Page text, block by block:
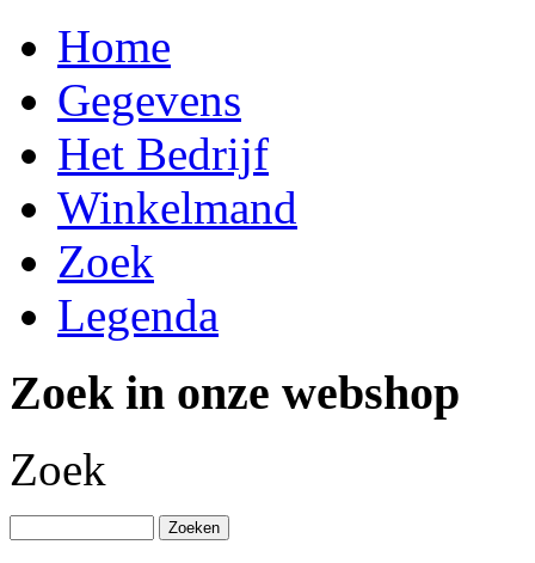
Home
Gegevens
Het Bedrijf
Winkelmand
Zoek
Legenda
Zoek in onze webshop
Zoek